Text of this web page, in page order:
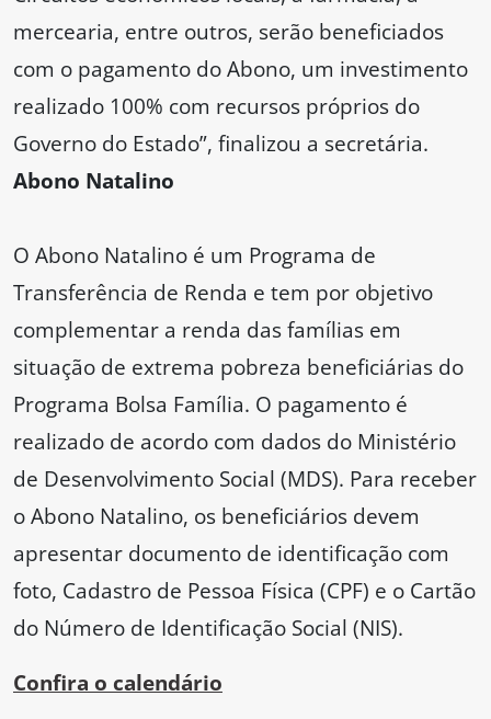
mercearia, entre outros, serão beneficiados
com o pagamento do Abono, um investimento
realizado 100% com recursos próprios do
Governo do Estado”, finalizou a secretária.
Abono Natalino
O Abono Natalino é um Programa de
Transferência de Renda e tem por objetivo
complementar a renda das famílias em
situação de extrema pobreza beneficiárias do
Programa Bolsa Família. O pagamento é
realizado de acordo com dados do Ministério
de Desenvolvimento Social (MDS). Para receber
o Abono Natalino, os beneficiários devem
apresentar documento de identificação com
foto, Cadastro de Pessoa Física (CPF) e o Cartão
do Número de Identificação Social (NIS).
Confira o calendário